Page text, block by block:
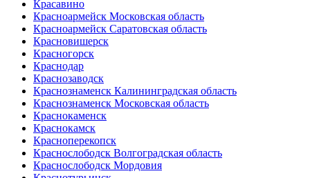
Красавино
Красноармейск Московская область
Красноармейск Саратовская область
Красновишерск
Красногорск
Краснодар
Краснозаводск
Краснознаменск Калининградская область
Краснознаменск Московская область
Краснокаменск
Краснокамск
Красноперекопск
Краснослободск Волгоградская область
Краснослободск Мордовия